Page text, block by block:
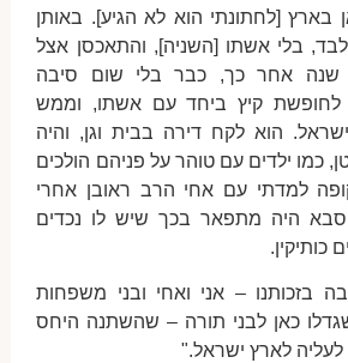
בארץ [לחתונתי הוא לא הגיע]. באותן
בלי אשתו [השניה], והתאכסן אצל
שנה אחר כך, כבר בלי שום סיבה
לחופשת קיץ ביחד עם אשתו, וממש
הוא לקח דירה בבית וגן, והיה
כמו ילדים עם טוהר על פניהם הולכים
למדתי עם אחי הרב ראובן אחרי
סבא היה מתפאר בכך שיש לו נכדים
כותיקין.
בזכותנו – אני ואחי ובני משפחות
כאן לבני תורה – שהשתנה היחס
לארץ ישראל."